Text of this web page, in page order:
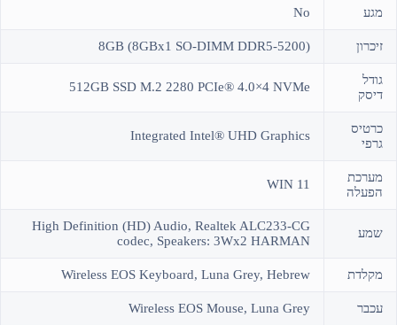
מגע No
זיכרון (8GB (8GBx1 SO-DIMM DDR5-5200
גודל
דיסק
512GB SSD M.2 2280 PCIe® 4.0×4 NVMe
כרטיס
גרפי
Integrated Intel® UHD Graphics
מערכת
הפעלה
WIN 11
שמע
High Definition (HD) Audio, Realtek ALC233-CG
codec, Speakers: 3Wx2 HARMAN
מקלדת Wireless EOS Keyboard, Luna Grey, Hebrew
עכבר Wireless EOS Mouse, Luna Grey